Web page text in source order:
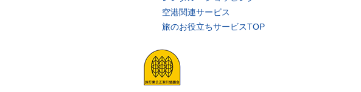
空港関連サービス
旅のお役立ちサービスTOP